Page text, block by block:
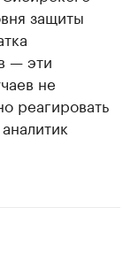
защиты
— эти
не
реагировать